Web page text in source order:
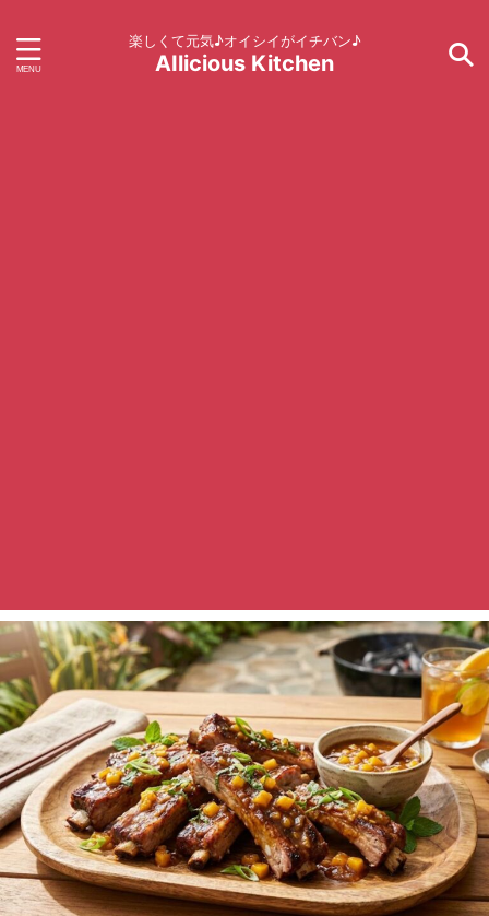
楽しくて元気♪オイシイがイチバン♪
AIlicious Kitchen